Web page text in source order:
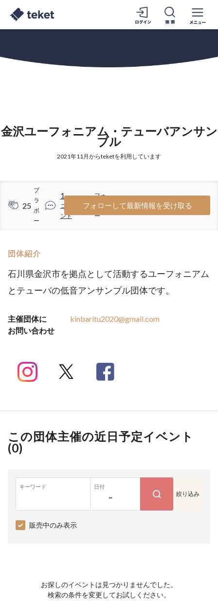
金沢ユーフォニアム・テューバアンサン
ブル
2021年11月からteketを利用しています
25
ブ
ラ
ボ
ー
1
コメ
ント
2
フォ
ロワ
ー
フォローして最新情報を受け取る
団体紹介
石川県金沢市を拠点として活動するユーフォニアム
とテューバの低音アンサンブル団体です。
主催団体に
お問い合わせ
kinbaritu2020@gmail.com
この団体主催の近日予定イベント
(0)
キーワード 日付
~ 絞り込み
販売中のみ表示
お探しのイベントは見つかりませんでした。
検索の条件を変更してお試しください。